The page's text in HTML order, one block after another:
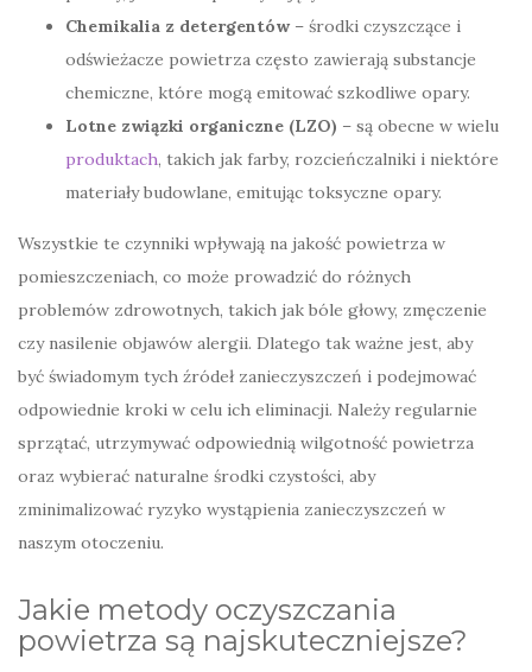
Chemikalia z detergentów – środki czyszczące i
odświeżacze powietrza często zawierają substancje
chemiczne, które mogą emitować szkodliwe opary.
Lotne związki organiczne (LZO) – są obecne w wielu
produktach, takich jak farby, rozcieńczalniki i niektóre
materiały budowlane, emitując toksyczne opary.
Wszystkie te czynniki wpływają na jakość powietrza w
pomieszczeniach, co może prowadzić do różnych
problemów zdrowotnych, takich jak bóle głowy, zmęczenie
czy nasilenie objawów alergii. Dlatego tak ważne jest, aby
być świadomym tych źródeł zanieczyszczeń i podejmować
odpowiednie kroki w celu ich eliminacji. Należy regularnie
sprzątać, utrzymywać odpowiednią wilgotność powietrza
oraz wybierać naturalne środki czystości, aby
zminimalizować ryzyko wystąpienia zanieczyszczeń w
naszym otoczeniu.
Jakie metody oczyszczania
powietrza są najskuteczniejsze?